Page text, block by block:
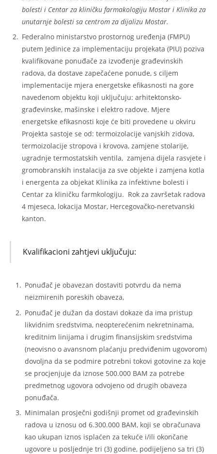
bolesti i Centar za kliničku farmakologiju Mostar i Klinika za
unutarnje bolesti sa centrom za dijalizu Mostar.
Federalno ministarstvo prostornog uređenja (FMPU)
putem Jedinice za implementaciju projekata (PIU) poziva
kvalifikovane ponuđače za izvođenje građevinskih
radova, da dostave zapečaćene ponude, s ciljem
implementacije mjera energetske efikasnosti na gore
navedenom objektu koji uključuju: arhitektonsko-
građevinske, mašinske i elektro radove. Mjere
energetske efikasnosti koje će biti provedene u okviru
Projekta sastoje se od: termoizolacije vanjskih zidova,
termoizolacije stropova i krovova, zamjene stolarije,
ugradnje termostatskih ventila, zamjena dijela rasvjete i
gromobranskih instalacija za sve objekte i zamjena kotla
i energenta za objekat Klinika za infektivne bolesti i
Centar za kliničku farmkologiju. Rok za završetak radova
4 mjeseca, lokacija Mostar, Hercegovačko-neretvanski
kanton.
Kvalifikacioni zahtjevi uključuju:
Ponuđač je obavezan dostaviti potvrdu da nema
neizmirenih poreskih obaveza,
Ponuđač je dužan da dostavi dokaze da ima pristup
likvidnim sredstvima, neopterećenim nekretninama,
kreditnim linijama i drugim finansijskim sredstvima
(neovisno o avansnom plaćanju predviđenim ugovorom)
dovoljna da se podmire potrebni tokovi gotovine za koje
se procjenjuje da iznose 500.000 BAM za potrebe
predmetnog ugovora odvojeno od drugih obaveza
ponuđača.
Minimalan prosječni godišnji promet od građevinskih
radova u iznosu od 6.300.000 BAM, koji se obračunava
kao ukupan iznos isplaćen za tekuće i/ili okončane
ugovore u posljednje tri (3) godine, podijeljeno sa tri (3)